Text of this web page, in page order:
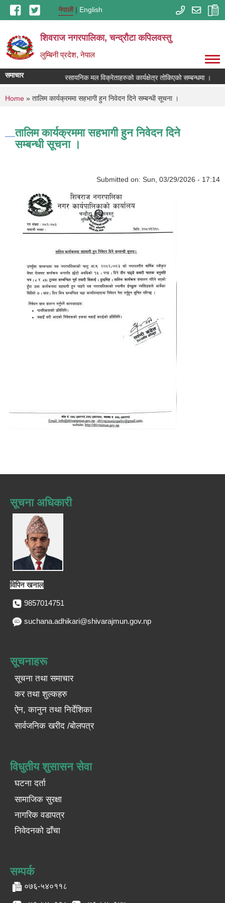
Skip to main contentनेपाली English
शिवराज नगरपालिका, चन्द्राैटा कपिलवस्तु
लुम्बिनी प्रदेश, नेपाल
समाचार रसायनिक मल विक्रेताहरुको कार्यक्षेत्र तोकिएको सम्बन्धमा ।
You are here
Home » तालिम कार्यक्रममा सहभागी हुन निवेदन दिने सम्बन्धी सूचना ।
तालिम कार्यक्रममा सहभागी हुन निवेदन दिने
सम्बन्धी सूचना ।
Submitted on: Sun, 03/29/2026 - 17:14
सूचना अधिकारी
विपिन खनाल
9857014751
suchana.adhikari@shivarajmun.gov.np
सूचनाहरू
सूचना तथा समाचार
कर तथा शुल्कहरु
ऐन, कानुन तथा निर्देशिका
सार्वजनिक खरीद /बोलपत्र
विधुतीय शुसासन सेवा
घटना दर्ता
सामाजिक सुरक्षा
नागरिक वडापत्र
निवेदनको ढाँचा
सम्पर्क
०७६-५४०११८